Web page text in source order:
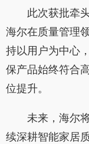
此次获批牵
海尔在质量管理
持以用户为中心
保产品始终符合
位提升。
未来，海尔
续深耕智能家居